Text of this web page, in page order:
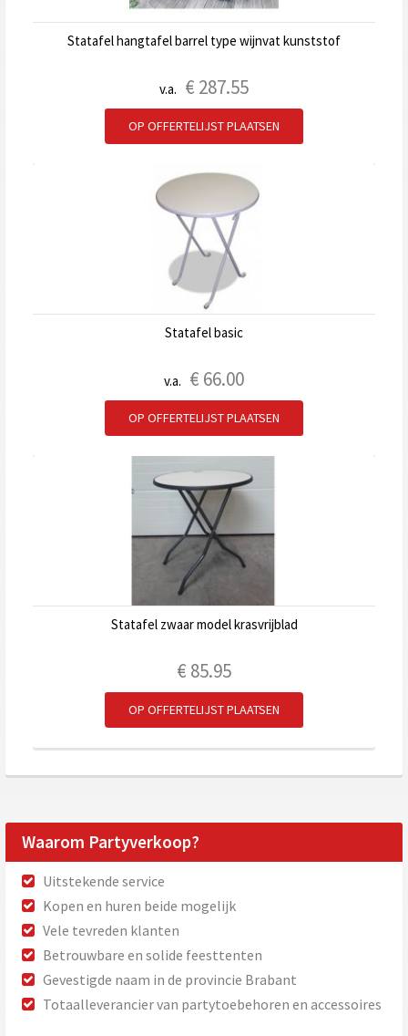
Statafel hangtafel barrel type wijnvat kunststof
v.a. € 287.55
OP OFFERTELIJST PLAATSEN
Statafel basic
v.a. € 66.00
OP OFFERTELIJST PLAATSEN
Statafel zwaar model krasvrijblad
€ 85.95
OP OFFERTELIJST PLAATSEN
Waarom Partyverkoop?
Uitstekende service
Kopen en huren beide mogelijk
Vele tevreden klanten
Betrouwbare en solide feesttenten
Gevestigde naam in de provincie Brabant
Totaalleverancier van partytoebehoren en accessoires